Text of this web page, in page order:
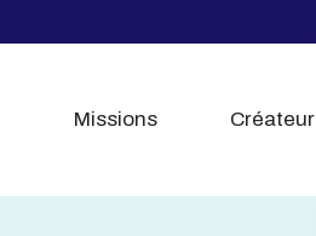
Missions Créateur